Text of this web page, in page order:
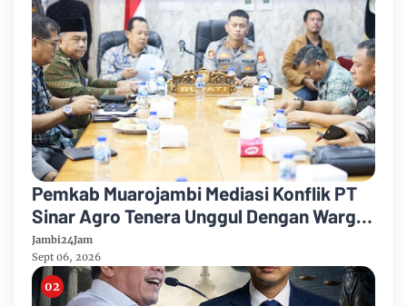
Pemkab Muarojambi Mediasi Konflik PT
Sinar Agro Tenera Unggul Dengan Warga
Sipin Teluk Duren
Jambi24Jam
Sept 06, 2026